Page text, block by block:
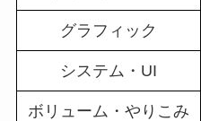
グラフィック
システム・UI
ボリューム・やりこみ